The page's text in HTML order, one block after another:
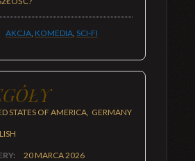
AKCJA, KOMEDIA, SCI-FI
STATES OF AMERICA, GERMANY
20 MARCA 2026